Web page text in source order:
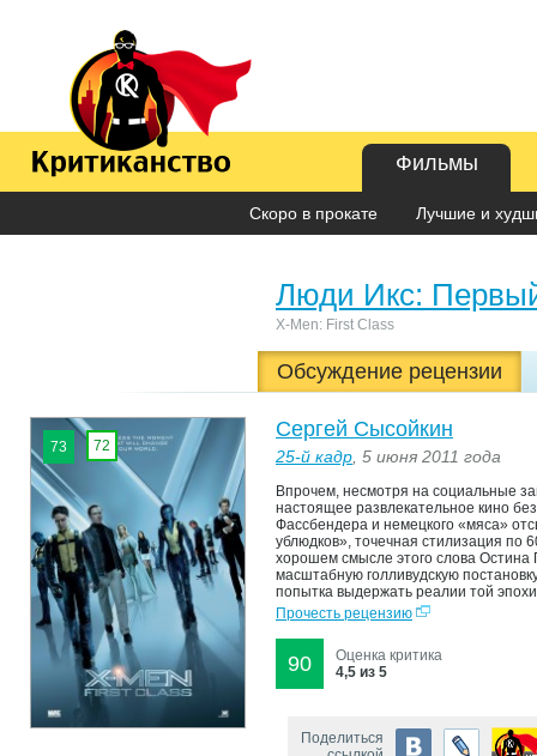
Фильмы
Скоро в прокате Лучшие и
Люди Икс:
X-Men: First Class
Обсуждение рецензии
73 72
Сергей Сысойкин
25-й кадр , 5 июня 2011 года
Впрочем, несмотря на социальные
настоящее развлекательное кино
Фассбендера и немецкого «мяса»
ублюдков», точечная стилизация по
хорошем смысле этого слова Остина
масштабную голливудскую
попытка выдержать реалии той
Прочесть рецензию
90
Оценка критика
4,5 из 5
Поделиться